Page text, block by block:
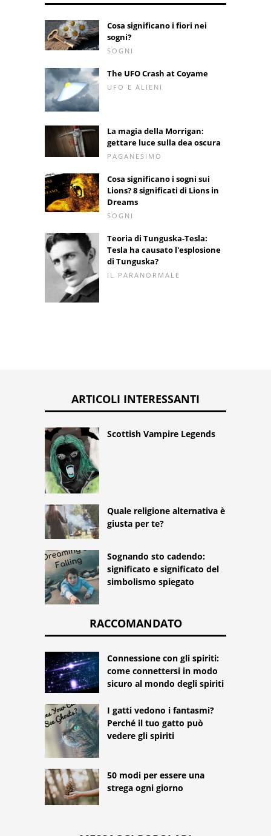
Cosa significano i fiori nei
sogni?
SOGNI
The UFO Crash at Coyame
UFO E ALIENI
La magia della Morrigan:
gettare luce sulla dea oscura
PAGANESIMO
Cosa significano i sogni sui
Lions? 8 significati di Lions in
Dreams
SOGNI
Teoria di Tunguska-Tesla:
Tesla ha causato l'esplosione
di Tunguska?
IL PARANORMALE
ARTICOLI INTERESSANTI
Scottish Vampire Legends
Quale religione alternativa è
giusta per te?
Sognando sto cadendo:
significato e significato del
simbolismo spiegato
RACCOMANDATO
Connessione con gli spiriti:
come connettersi in modo
sicuro al mondo degli spiriti
I gatti vedono i fantasmi?
Perché il tuo gatto può
vedere gli spiriti
50 modi per essere una
strega ogni giorno